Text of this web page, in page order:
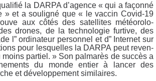
la DARPA d’a­gence « qui a façon­né
» et a sou­li­gné que « le vac­cin Covid-19
aux côtés des satel­lites météo­ro­lo­
drones, de la tech­no­lo­gie fur­tive, des
l” ordi­na­teur per­son­nel et d” Inter­net sur
pour les­quelles la DARPA peut reven­
par­tiel. » Son pal­ma­rès de suc­cès a
du monde entier à lan­cer des
et déve­lop­pe­ment similaires.